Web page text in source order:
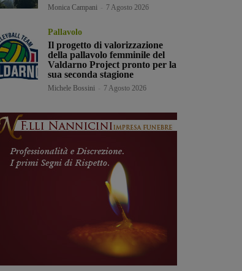
Monica Campani 7 Agosto 2026
Pallavolo
Il progetto di valorizzazione
della pallavolo femminile del
Valdarno Project pronto per la
sua seconda stagione
Michele Bossini 7 Agosto 2026